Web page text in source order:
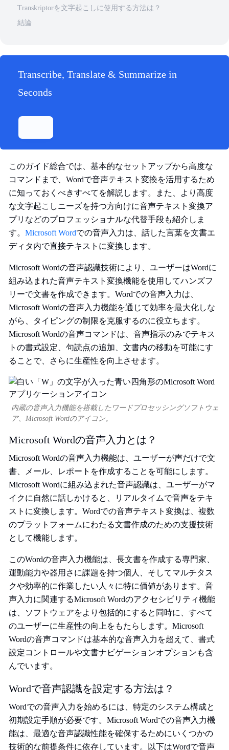
Transkriptorを文字起こしに使用する方法は？
結論
Transcribe, Translate & Summarize in
Seconds
このガイド総合では、基本的なセットアップから高度な
コマンドまで、Wordで音声テキスト変換を活用するため
に知っておくべきすべてを解説します。また、より高度
な文字起こしニーズを持つ方向けに音声テキスト変換ア
プリなどのプロフェッショナルな代替手段も紹介しま
す。 Microsoft Wordでの音声入力は、話した言葉を文書エ
ディタ内で直接テキストに変換します。
Microsoft Wordの音声認識技術により、ユーザーはWordに
組み込まれた音声テキスト変換機能を使用してハンズフ
リーで文書を作成できます。Wordでの音声入力は、
Microsoft Wordの音声入力機能を通じて効率を最大化しな
がら、タイピングの制限を克服するのに役立ちます。
Microsoft Wordの音声コマンドは、音声指示のみでテキス
トの書式設定、句読点の追加、文書内の移動を可能にす
ることで、さらに生産性を向上させます。
内蔵の音声入力機能を搭載したワードプロセッシングソフトウェ
ア、Microsoft Wordのアイコン。
Microsoft Wordの音声入力とは？
Microsoft Wordの音声入力機能は、ユーザーが声だけで文
書、メール、レポートを作成することを可能にします。
Microsoft Wordに組み込まれた音声認識は、ユーザーがマ
イクに自然に話しかけると、リアルタイムで音声をテキ
ストに変換します。Wordでの音声テキスト変換は、複数
のプラットフォームにわたる文書作成のための支援技術
として機能します。
このWordの音声入力機能は、長文書を作成する専門家、
運動能力や器用さに課題を持つ個人、そしてマルチタス
クや効率的に作業したい人々に特に価値があります。音
声入力に関連するMicrosoft Wordのアクセシビリティ機能
は、ソフトウェアをより包括的にすると同時に、すべて
のユーザーに生産性の向上をもたらします。Microsoft
Wordの音声コマンドは基本的な音声入力を超えて、書式
設定コントロールや文書ナビゲーションオプションも含
んでいます。
Wordで音声認識を設定する方法は？
Wordでの音声入力を始めるには、特定のシステム構成と
初期設定手順が必要です。Microsoft Wordでの音声入力機
能は、最適な音声認識性能を確保するためにいくつかの
技術的な前提条件に依存しています。以下はWordで音声